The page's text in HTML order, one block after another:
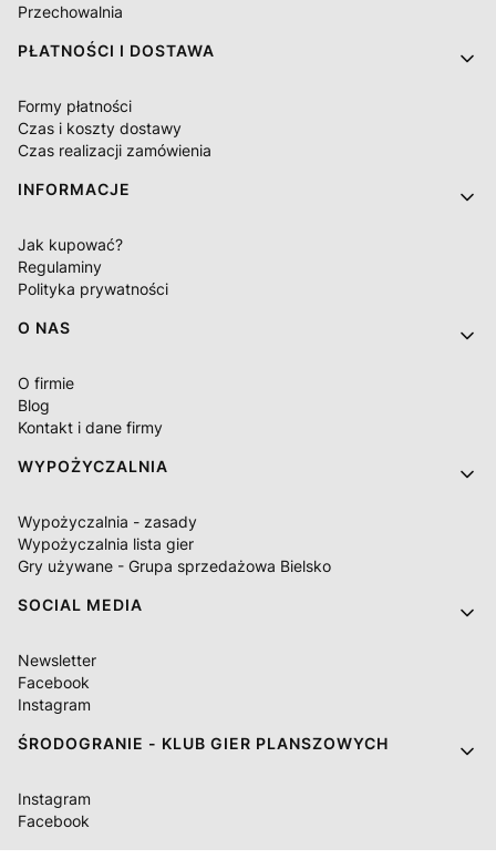
Przechowalnia
PŁATNOŚCI I DOSTAWA
Formy płatności
Czas i koszty dostawy
Czas realizacji zamówienia
INFORMACJE
Jak kupować?
Regulaminy
Polityka prywatności
O NAS
O firmie
Blog
Kontakt i dane firmy
WYPOŻYCZALNIA
Wypożyczalnia - zasady
Wypożyczalnia lista gier
Gry używane - Grupa sprzedażowa Bielsko
SOCIAL MEDIA
Newsletter
Facebook
Instagram
ŚRODOGRANIE - KLUB GIER PLANSZOWYCH
Instagram
Facebook